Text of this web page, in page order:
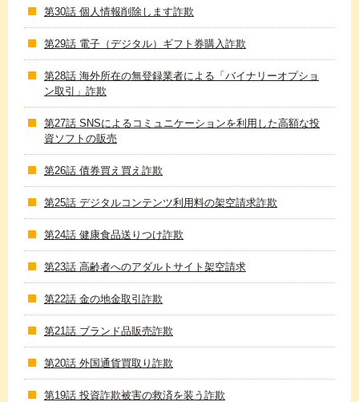
第30話 個人情報削除します詐欺
第29話 電子（デジタル）ギフト券購入詐欺
第28話 海外所在の無登録業者による「バイナリーオプショ
ン取引」詐欺
第27話 SNSによるコミュニケーションを利用した高額な投
資ソフトの販売
第26話 債券買え買え詐欺
第25話 デジタルコンテンツ利用料の架空請求詐欺
第24話 健康食品送りつけ詐欺
第23話 高齢者へのアダルトサイト架空請求
第22話 金の地金取引詐欺
第21話 ブランド品販売詐欺
第20話 外国通貨買取り詐欺
第19話 投資詐欺被害の救済を装う詐欺